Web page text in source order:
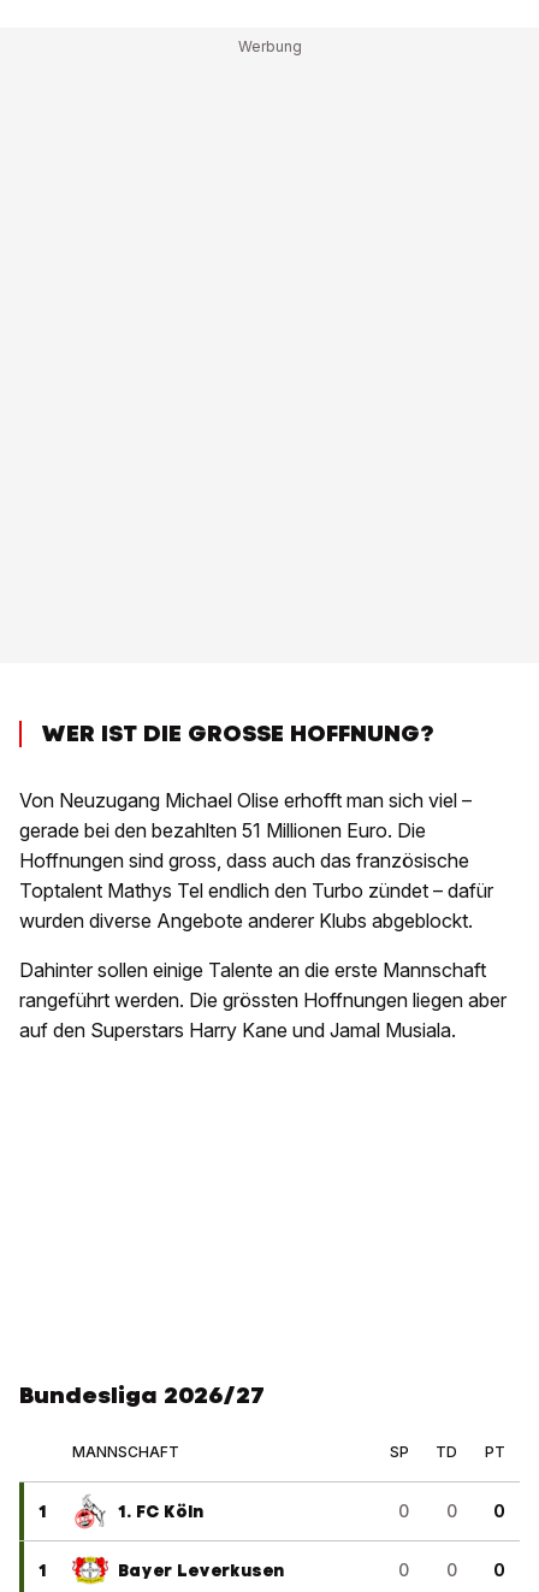
WER IST DIE GROSSE HOFFNUNG?
Von Neuzugang Michael Olise erhofft man sich viel –
gerade bei den bezahlten 51 Millionen Euro. Die
Hoffnungen sind gross, dass auch das französische
Toptalent Mathys Tel endlich den Turbo zündet – dafür
wurden diverse Angebote anderer Klubs abgeblockt.
Dahinter sollen einige Talente an die erste Mannschaft
rangeführt werden. Die grössten Hoffnungen liegen aber
auf den Superstars Harry Kane und Jamal Musiala.
Bundesliga 2026/27
MANNSCHAFT SP TD PT
1 1. FC Köln 0 0 0
1 Bayer Leverkusen 0 0 0